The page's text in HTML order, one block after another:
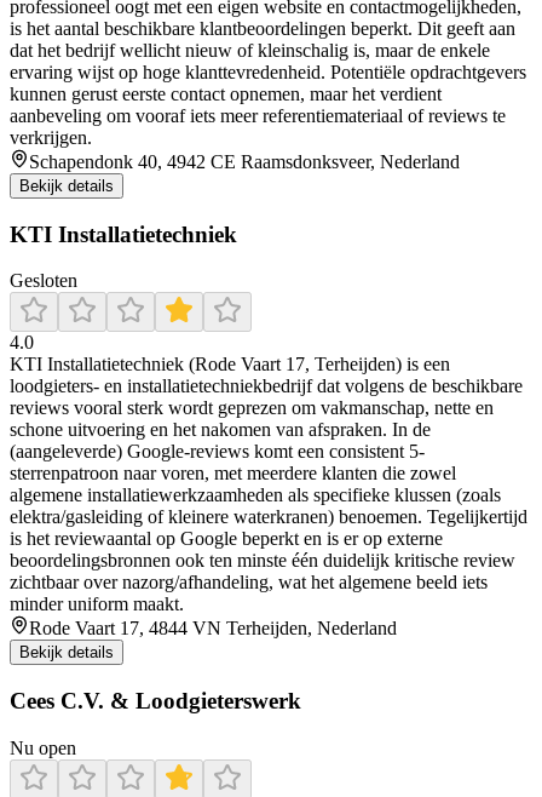
professioneel oogt met een eigen website en contactmogelijkheden,
is het aantal beschikbare klantbeoordelingen beperkt. Dit geeft aan
dat het bedrijf wellicht nieuw of kleinschalig is, maar de enkele
ervaring wijst op hoge klanttevredenheid. Potentiële opdrachtgevers
kunnen gerust eerste contact opnemen, maar het verdient
aanbeveling om vooraf iets meer referentie­materiaal of reviews te
verkrijgen.
Schapendonk 40, 4942 CE Raamsdonksveer, Nederland
Bekijk details
KTI Installatietechniek
Gesloten
4.0
KTI Installatietechniek (Rode Vaart 17, Terheijden) is een
loodgieters- en installatietechniekbedrijf dat volgens de beschikbare
reviews vooral sterk wordt geprezen om vakmanschap, nette en
schone uitvoering en het nakomen van afspraken. In de
(aangeleverde) Google-reviews komt een consistent 5-
sterrenpatroon naar voren, met meerdere klanten die zowel
algemene installatiewerkzaamheden als specifieke klussen (zoals
elektra/gasleiding of kleinere waterkranen) benoemen. Tegelijkertijd
is het reviewaantal op Google beperkt en is er op externe
beoordelingsbronnen ook ten minste één duidelijk kritische review
zichtbaar over nazorg/afhandeling, wat het algemene beeld iets
minder uniform maakt.
Rode Vaart 17, 4844 VN Terheijden, Nederland
Bekijk details
Cees C.V. & Loodgieterswerk
Nu open